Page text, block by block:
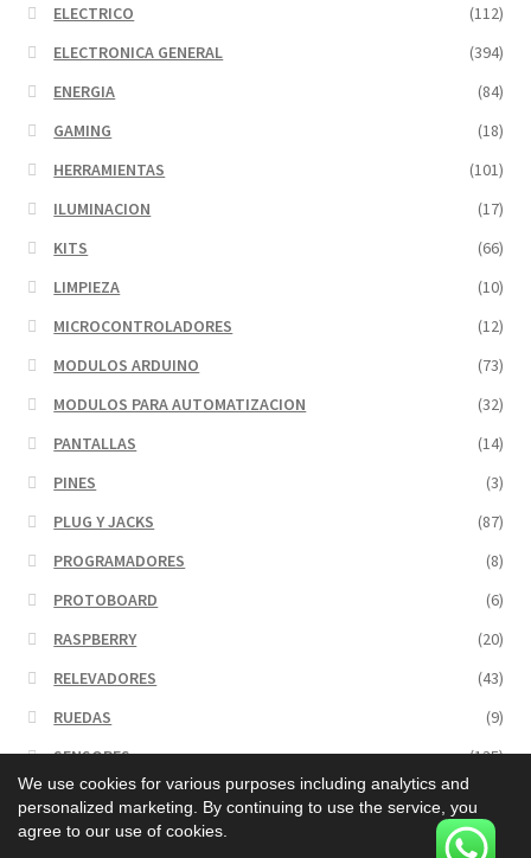
ELECTRICO
(112)
ELECTRONICA GENERAL
(394)
ENERGIA
(84)
GAMING
(18)
HERRAMIENTAS
(101)
ILUMINACION
(17)
KITS
(66)
LIMPIEZA
(10)
MICROCONTROLADORES
(12)
MODULOS ARDUINO
(73)
MODULOS PARA AUTOMATIZACION
(32)
PANTALLAS
(14)
PINES
(3)
PLUG Y JACKS
(87)
PROGRAMADORES
(8)
PROTOBOARD
(6)
RASPBERRY
(20)
RELEVADORES
(43)
RUEDAS
(9)
SENSORES
(135)
SERVICIOS
Sin categorizar
(23)
We use cookies for various purposes including analytics and
personalized marketing. By continuing to use the service, you
agree to our use of cookies.